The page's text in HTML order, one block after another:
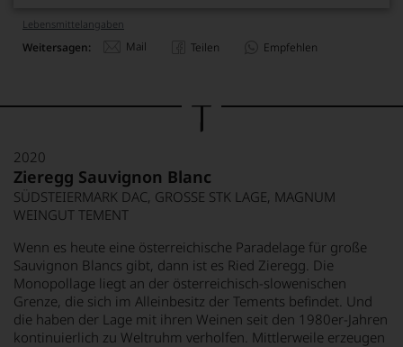
Lebensmittel­angaben
Weitersagen: Mail Teilen Empfehlen
2020
Zieregg Sauvignon Blanc
SÜDSTEIERMARK DAC, GROSSE STK LAGE, MAGNUM
WEINGUT TEMENT
Wenn es heute eine österreichische Paradelage für große
Sauvignon Blancs gibt, dann ist es Ried Zieregg. Die
Monopollage liegt an der österreichisch-slowenischen
Grenze, die sich im Alleinbesitz der Tements befindet. Und
die haben der Lage mit ihren Weinen seit den 1980er-Jahren
kontinuierlich zu Weltruhm verholfen. Mittlerweile erzeugen